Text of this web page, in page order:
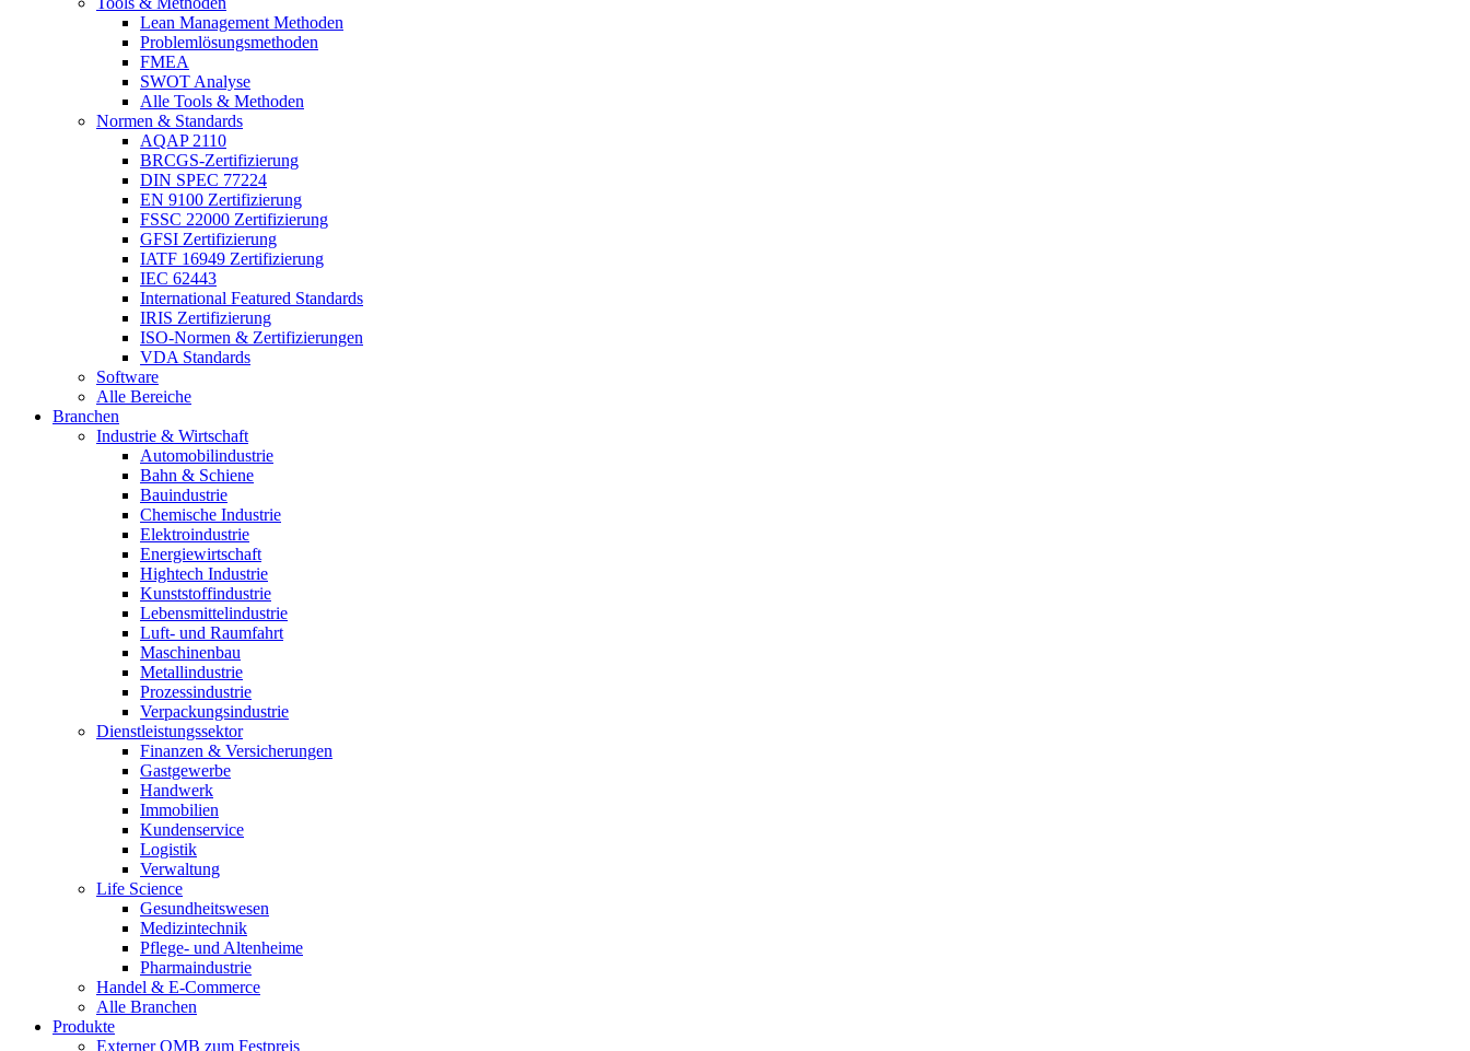
Lean Management Methoden
Problemlösungsmethoden
FMEA
SWOT Analyse
Alle Tools & Methoden
Normen & Standards
AQAP 2110
BRCGS-Zertifizierung
DIN SPEC 77224
EN 9100 Zertifizierung
FSSC 22000 Zertifizierung
GFSI Zertifizierung
IATF 16949 Zertifizierung
IEC 62443
International Featured Standards
IRIS Zertifizierung
ISO-Normen & Zertifizierungen
VDA Standards
Software
Alle Bereiche
Branchen
Industrie & Wirtschaft
Automobilindustrie
Bahn & Schiene
Bauindustrie
Chemische Industrie
Elektroindustrie
Energiewirtschaft
Hightech Industrie
Kunststoffindustrie
Lebensmittelindustrie
Luft- und Raumfahrt
Maschinenbau
Metallindustrie
Prozessindustrie
Verpackungsindustrie
Dienstleistungssektor
Finanzen & Versicherungen
Gastgewerbe
Handwerk
Immobilien
Kundenservice
Logistik
Verwaltung
Life Science
Gesundheitswesen
Medizintechnik
Pflege- und Altenheime
Pharmaindustrie
Handel & E-Commerce
Alle Branchen
Produkte
Externer QMB zum Festpreis